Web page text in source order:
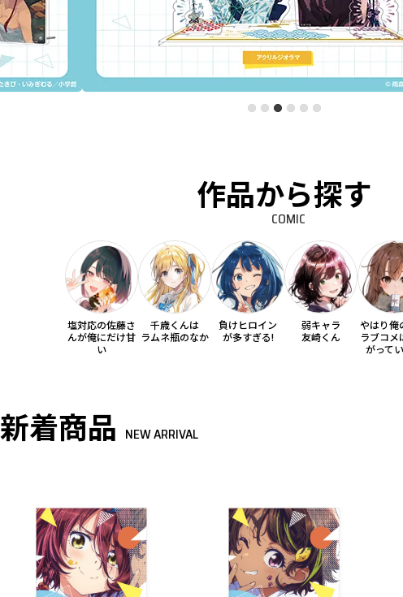
作品から探す
COMIC
塩対応の佐藤さ
んが俺にだけ甘
い
千歳くんは
ラムネ瓶のなか
負けヒロイン
が多すぎる!
弱キャラ
友崎くん
やはり俺
ラブコメ
がってい
新着商品 NEW ARRIVAL